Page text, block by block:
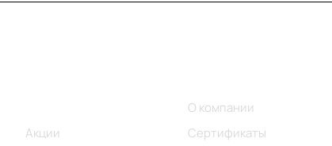
Акции
О компании
Сертификаты